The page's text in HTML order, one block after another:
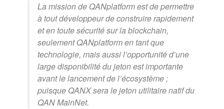
La mission de QANplatform est de permettre
à tout développeur de construire rapidement
et en toute sécurité sur la blockchain,
seulement QANplatform en tant que
technologie, mais aussi l’opportunité d’une
large disponibilité du jeton est importante
avant le lancement de l’écosystème ;
puisque QANX sera le jeton utilitaire natif du
QAN MainNet.